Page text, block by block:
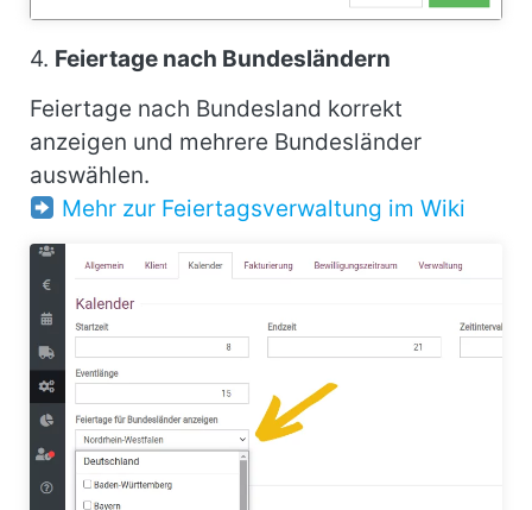
4. Feiertage nach Bundesländern
Feiertage nach Bundesland korrekt
anzeigen und mehrere Bundesländer
auswählen.
Mehr zur Feiertagsverwaltung im Wiki